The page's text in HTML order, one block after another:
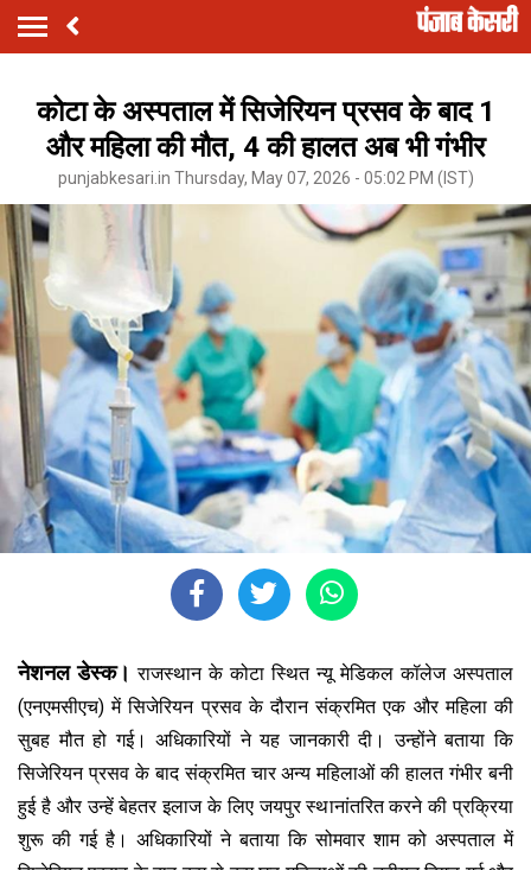
कोटा के अस्पताल में सिजेरियन प्रसव के बाद 1
और महिला की मौत, 4 की हालत अब भी गंभीर
punjabkesari.in Thursday, May 07, 2026 - 05:02 PM (IST)
नेशनल डेस्क।राजस्थान के कोटा स्थित न्यू मेडिकल कॉलेज अस्पताल
(एनएमसीएच) में सिजेरियन प्रसव के दौरान संक्रमित एक और महिला की
सुबह मौत हो गई। अधिकारियों ने यह जानकारी दी। उन्होंने बताया कि
सिजेरियन प्रसव के बाद संक्रमित चार अन्य महिलाओं की हालत गंभीर बनी
हुई है और उन्हें बेहतर इलाज के लिए जयपुर स्थानांतरित करने की प्रक्रिया
शुरू की गई है। अधिकारियों ने बताया कि सोमवार शाम को अस्पताल में